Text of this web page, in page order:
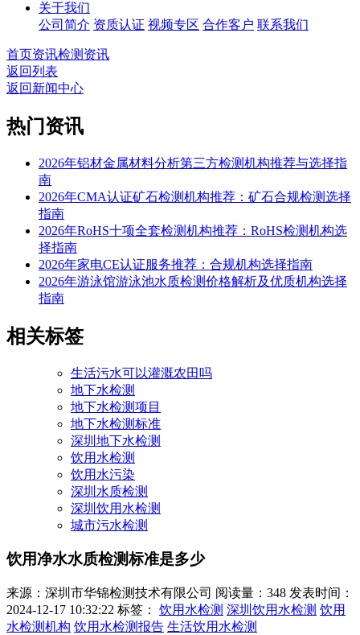
关于我们
公司简介 资质认证 视频专区 合作客户 联系我们
首页资讯检测资讯
返回列表
返回新闻中心
热门资讯
2026年铝材金属材料分析第三方检测机构推荐与选择指
南
2026年CMA认证矿石检测机构推荐：矿石合规检测选择
指南
2026年RoHS十项全套检测机构推荐：RoHS检测机构选
择指南
2026年家电CE认证服务推荐：合规机构选择指南
2026年游泳馆游泳池水质检测价格解析及优质机构选择
指南
相关标签
生活污水可以灌溉农田吗
地下水检测
地下水检测项目
地下水检测标准
深圳地下水检测
饮用水检测
饮用水污染
深圳水质检测
深圳饮用水检测
城市污水检测
饮用净水水质检测标准是多少
来源：深圳市华锦检测技术有限公司 阅读量：348 发表时间：
2024-12-17 10:32:22 标签： 饮用水检测 深圳饮用水检测 饮用
水检测机构 饮用水检测报告 生活饮用水检测